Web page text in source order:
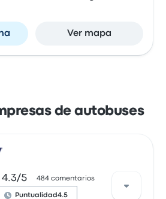
Ver mapa
de autobuses
4.3/5 484 comentarios
Puntualidad4.5